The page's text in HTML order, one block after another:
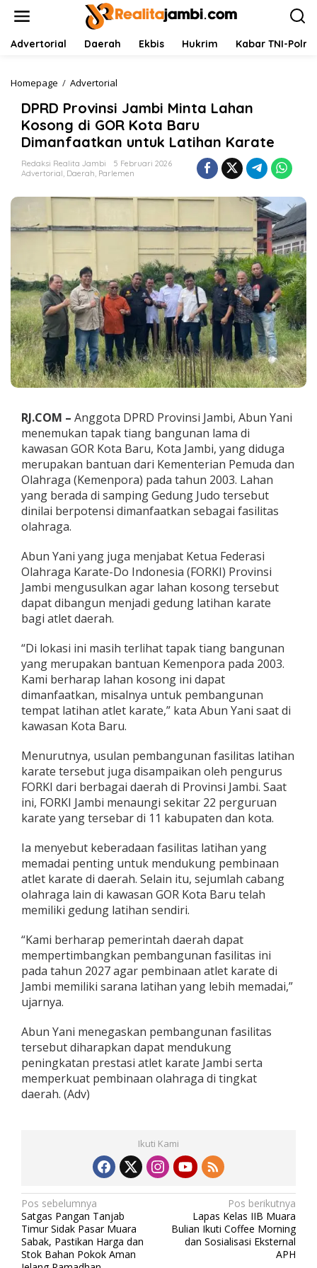
Advertorial Daerah Ekbis Hukrim Kabar TNI-Polri
Homepage / Advertorial
R
D
P
r
o
v
n
i
J
b
i
M
i
n
t
L
a
h
n
o
s
o
n
g
d
i
R
K
o
t
a
r
u
D
i
m
a
f
a
t
k
n
u
t
u
L
a
t
h
n
K
a
e
DPRD Provinsi Jambi Minta Lahan
Kosong di GOR Kota Baru
Dimanfaatkan untuk Latihan Karate
Redaksi Realita Jambi
5 Februari 2026
Advertorial, Daerah, Parlemen
RJ.COM – Anggota DPRD Provinsi Jambi, Abun Yani
menemukan tapak tiang bangunan lama di
kawasan GOR Kota Baru, Kota Jambi, yang diduga
merupakan bantuan dari Kementerian Pemuda dan
Olahraga (Kemenpora) pada tahun 2003. Lahan
yang berada di samping Gedung Judo tersebut
dinilai berpotensi dimanfaatkan sebagai fasilitas
olahraga.
Abun Yani yang juga menjabat Ketua Federasi
Olahraga Karate-Do Indonesia (FORKI) Provinsi
Jambi mengusulkan agar lahan kosong tersebut
dapat dibangun menjadi gedung latihan karate
bagi atlet daerah.
“Di lokasi ini masih terlihat tapak tiang bangunan
yang merupakan bantuan Kemenpora pada 2003.
Kami berharap lahan kosong ini dapat
dimanfaatkan, misalnya untuk pembangunan
tempat latihan atlet karate,” kata Abun Yani saat di
kawasan Kota Baru.
Menurutnya, usulan pembangunan fasilitas latihan
karate tersebut juga disampaikan oleh pengurus
FORKI dari berbagai daerah di Provinsi Jambi. Saat
ini, FORKI Jambi menaungi sekitar 22 perguruan
karate yang tersebar di 11 kabupaten dan kota.
Ia menyebut keberadaan fasilitas latihan yang
memadai penting untuk mendukung pembinaan
atlet karate di daerah. Selain itu, sejumlah cabang
olahraga lain di kawasan GOR Kota Baru telah
memiliki gedung latihan sendiri.
“Kami berharap pemerintah daerah dapat
mempertimbangkan pembangunan fasilitas ini
pada tahun 2027 agar pembinaan atlet karate di
Jambi memiliki sarana latihan yang lebih memadai,”
ujarnya.
Abun Yani menegaskan pembangunan fasilitas
tersebut diharapkan dapat mendukung
peningkatan prestasi atlet karate Jambi serta
memperkuat pembinaan olahraga di tingkat
daerah. (Adv)
Ikuti Kami
N
a
v
Pos sebelumnya
Satgas Pangan Tanjab
Timur Sidak Pasar Muara
Sabak, Pastikan Harga dan
Stok Bahan Pokok Aman
Pos berikutnya
Lapas Kelas IIB Muara
Bulian Ikuti Coffee Morning
dan Sosialisasi Eksternal
APH